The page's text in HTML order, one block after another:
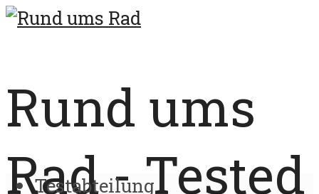
Rund ums
Rad - Tested
Testabteilung